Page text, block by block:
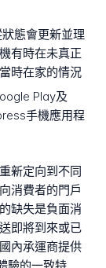
態會更新並理
有時在未真正
時在家的情況
Play及
手機應用程
新定向到不同
消費者的門戶
缺失是負面消
即將到來或已
內承運商提供